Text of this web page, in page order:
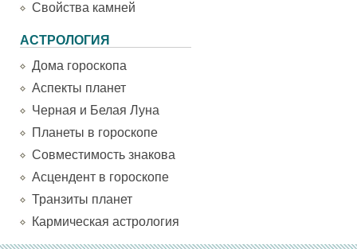
Свойства камней
АСТРОЛОГИЯ
Дома гороскопа
Аспекты планет
Черная и Белая Луна
Планеты в гороскопе
Совместимость знакова
Асцендент в гороскопе
Транзиты планет
Кармическая астрология